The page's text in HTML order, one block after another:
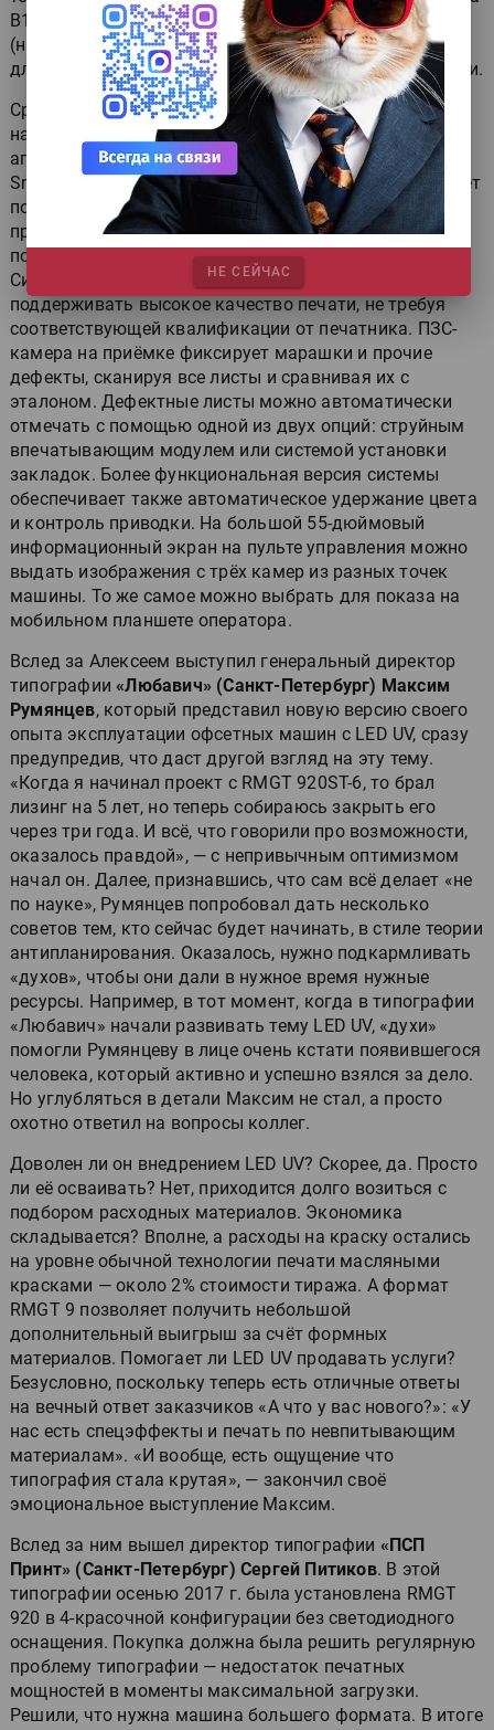
B1 серия RMGT 9 занимает на 34% меньше места
(например, перфектор 4+4 занимает всего 12 м в
длину), налицо также существенная экономия энергии.
Среди последний улучшений, почерпнутых из
наработок Mitsubishi, — улучшение красочного
аппарата. Автоматическая система смены пластин
Smart FPC за счёт параллелизации процесса позволяет
поменять весь комплект всего за 108 с. Новая
программная опция, показанная на IGAS 2018,
позволяет экономить ещё 11% времени на приладке.
Система контроля в линию RMGT PQS-D (I) позволяет
поддерживать высокое качество печати, не требуя
соответствующей квалификации от печатника. ПЗС-
камера на приёмке фиксирует марашки и прочие
дефекты, сканируя все листы и сравнивая их с
эталоном. Дефектные листы можно автоматически
отмечать с помощью одной из двух опций: струйным
впечатывающим модулем или системой установки
закладок. Более функциональная версия системы
обеспечивает также автоматическое удержание цвета
и контроль приводки. На большой 55-дюймовый
информационный экран на пульте управления можно
выдать изображения с трёх камер из разных точек
машины. То же самое можно выбрать для показа на
мобильном планшете оператора.
Вслед за Алексеем выступил генеральный директор
типографии «Любавич» (Санкт-Петербург) Максим
Румянцев, который представил новую версию своего
опыта эксплуатации офсетных машин с LED UV, сразу
предупредив, что даст другой взгляд на эту тему.
«Когда я начинал проект с RMGT 920ST-6, то брал
лизинг на 5 лет, но теперь собираюсь закрыть его
через три года. И всё, что говорили про возможности,
оказалось правдой», — с непривычным оптимизмом
начал он. Далее, признавшись, что сам всё делает «не
по науке», Румянцев попробовал дать несколько
советов тем, кто сейчас будет начинать, в стиле теории
антипланирования. Оказалось, нужно подкармливать
«духов», чтобы они дали в нужное время нужные
ресурсы. Например, в тот момент, когда в типографии
«Любавич» начали развивать тему LED UV, «духи»
помогли Румянцеву в лице очень кстати появившегося
человека, который активно и успешно взялся за дело.
Но углубляться в детали Максим не стал, а просто
охотно ответил на вопросы коллег.
Доволен ли он внедрением LED UV? Скорее, да. Просто
ли её осваивать? Нет, приходится долго возиться с
подбором расходных материалов. Экономика
складывается? Вполне, а расходы на краску остались
на уровне обычной технологии печати масляными
красками — около 2% стоимости тиража. А формат
RMGT 9 позволяет получить небольшой
дополнительный выигрыш за счёт формных
материалов. Помогает ли LED UV продавать услуги?
Безусловно, поскольку теперь есть отличные ответы
на вечный ответ заказчиков «А что у вас нового?»: «У
нас есть спецэффекты и печать по невпитывающим
материалам». «И вообще, есть ощущение что
типография стала крутая», — закончил своё
эмоциональное выступление Максим.
Вслед за ним вышел директор типографии «ПСП
Принт» (Санкт-Петербург) Сергей Питиков. В этой
типографии осенью 2017 г. была установлена RMGT
920 в 4-красочной конфигурации без светодиодного
оснащения. Покупка должна была решить регулярную
проблему типографии — недостаток печатных
мощностей в моменты максимальной загрузки.
Решили, что нужна машина большего формата. В итоге
НЕ СЕЙЧАС